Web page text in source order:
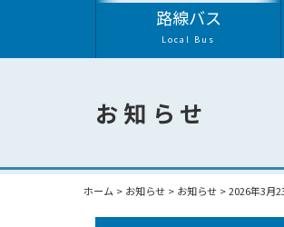
路線バス
Local Bus
お知らせ
ホーム > お知らせ > お知らせ >2026年3月